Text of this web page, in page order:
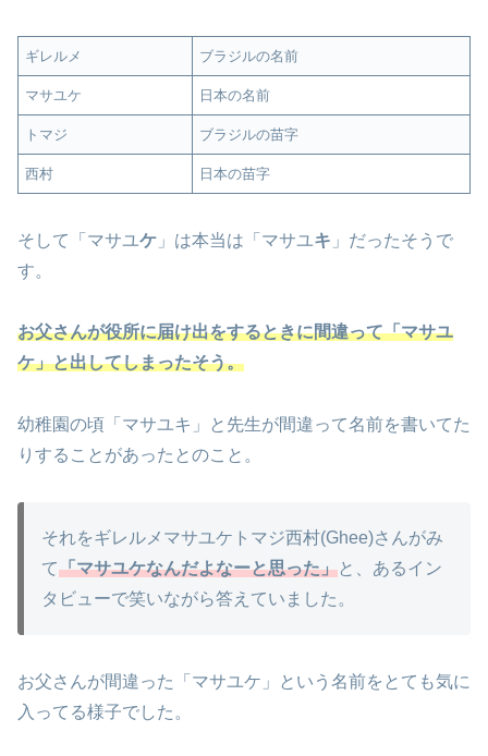
ギレルメ ブラジルの名前
マサユケ 日本の名前
トマジ ブラジルの苗字
西村 日本の苗字
そして「マサユケ 」は本当は「マサユキ 」だったそうで
す。
お父さんが役所に届け出をするときに間違って「マサユ
ケ」と出してしまったそう。
幼稚園の頃「マサユキ」と先生が間違って名前を書いてた
りすることがあったとのこと。
それをギレルメマサユケトマジ西村(Ghee)さんがみ
て「マサユケなんだよなーと思った」と、あるイン
タビューで笑いながら答えていました。
お父さんが間違った「マサユケ」という名前をとても気に
入ってる様子でした。